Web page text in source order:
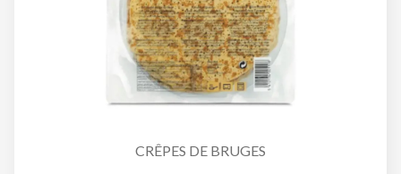
CRÊPES DE BRUGES